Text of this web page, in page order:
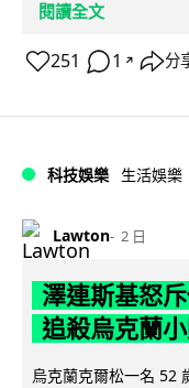
閱讀全文
251 1 ↗ 分
科技娛樂 生活娛樂
Lawton 2 日
澤連斯基怒
追殺烏克蘭
烏克蘭克爾松一名 52